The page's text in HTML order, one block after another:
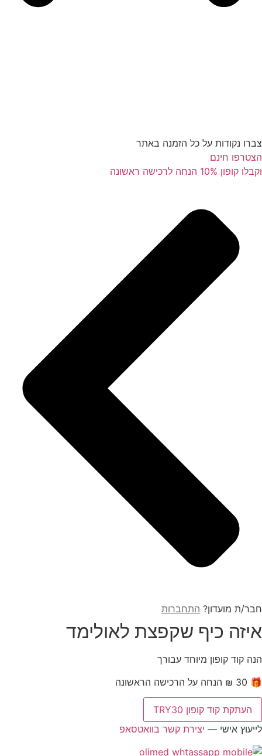
צברו נקודות על כל הזמנה באתר
הצטרפו חינם
וקבלו קופון 10% הנחה לרכישה ראשונה
חבר/ת מועדון? התחברות
איזה כיף שקפצת לאולימד
הנה קוד קופון מיוחד עבורך
🎁 30 ₪ הנחה על הרכישה הראשונה
העתקת קוד קופון TRY30
לייעוץ אישי — יצירת קשר בוואטסאפ